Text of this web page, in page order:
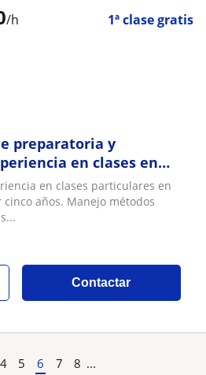
/h 1ª clase gratis
preparatoria y
en clases en
en clases particulares en
años. Manejo métodos
Contactar
4 5 6 7 8 ...